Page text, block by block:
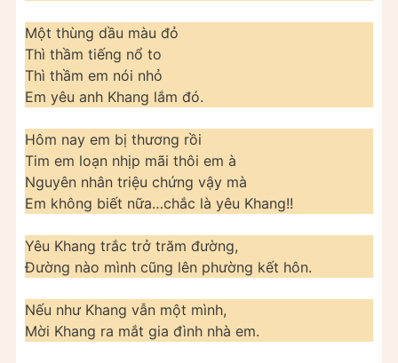
Một thùng dầu màu đỏ
Thì thầm tiếng nổ to
Thì thầm em nói nhỏ
Em yêu anh Khang lắm đó.
Hôm nay em bị thương rồi
Tim em loạn nhịp mãi thôi em à
Nguyên nhân triệu chứng vậy mà
Em không biết nữa…chắc là yêu Khang!!
Yêu Khang trắc trở trăm đường,
Đường nào mình cũng lên phường kết hôn.
Nếu như Khang vẫn một mình,
Mời Khang ra mắt gia đình nhà em.